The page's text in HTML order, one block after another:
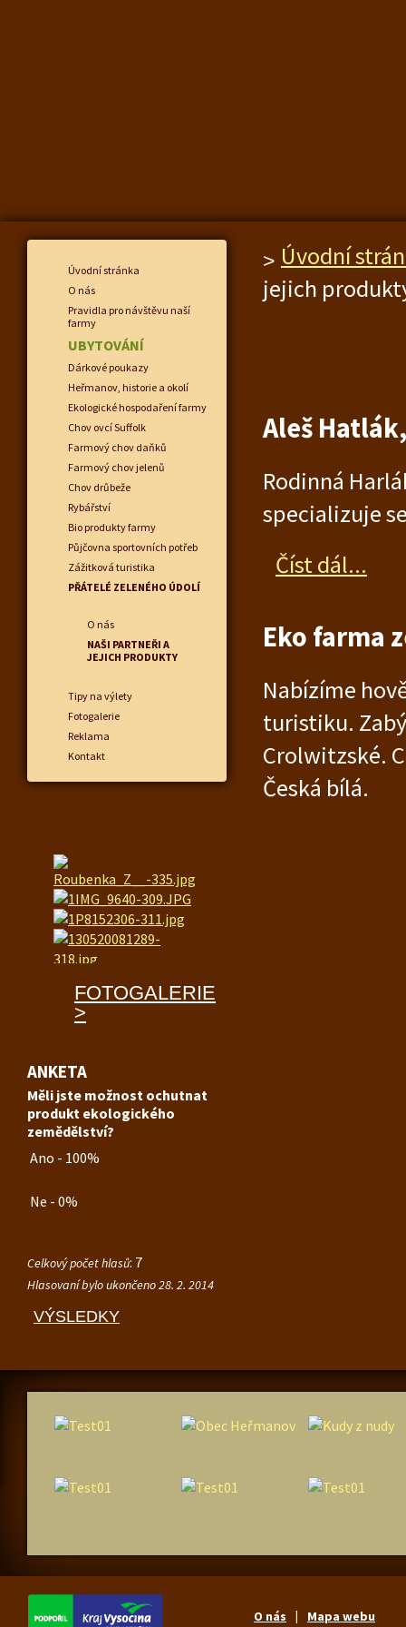
Úvodní
jejich
Aleš
Rodinná
specializuje
Číst dál...
Eko farma
Nabízíme
turistiku.
Crolwitzské.
Česká bílá.
Úvodní stránka
O nás
Pravidla pro návštěvu naší
farmy
UBYTOVÁNÍ
Dárkové poukazy
Heřmanov, historie a okolí
Ekologické hospodaření farmy
Chov ovcí Suffolk
Farmový chov daňků
Farmový chov jelenů
Chov drůbeže
Rybářství
Bio produkty farmy
Půjčovna sportovních potřeb
Zážitková turistika
PŘÁTELÉ ZELENÉHO ÚDOLÍ
O nás
NAŠI PARTNEŘI A
JEJICH PRODUKTY
Tipy na výlety
Fotogalerie
Reklama
Kontakt
FOTOGALERIE
>
ANKETA
Měli jste možnost ochutnat
produkt ekologického
zemědělství?
Ano - 100%
Ne - 0%
Celkový počet hlasů: 7
Hlasovaní bylo ukončeno 28. 2. 2014
VÝSLEDKY
O nás Mapa webu